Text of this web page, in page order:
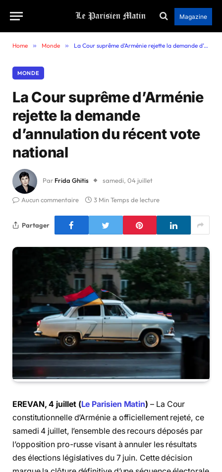
Magazine
Home » Monde » La Cour suprême d’Arménie rejette la demande d’annulation du récent vote national
MONDE
La Cour suprême d’Arménie
rejette la demande
d’annulation du récent vote
national
Par Frida Ghitis samedi, 04 juillet
Aucun commentaire 3 Min Temps de lecture
Partager
EREVAN, 4 juillet (Le Parisien Matin) – La Cour
constitutionnelle d’Arménie a officiellement rejeté, ce
samedi 4 juillet, l’ensemble des recours déposés par
l’opposition pro-russe visant à annuler les résultats
des élections législatives du 7 juin. Cette décision